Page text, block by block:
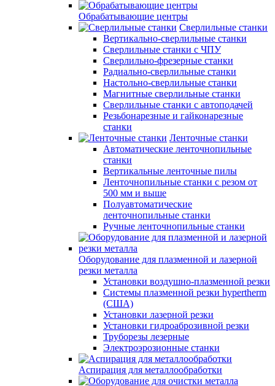
Обрабатывающие центры
Сверлильные станки
Вертикально-сверлильные станки
Сверлильные станки с ЧПУ
Сверлильно-фрезерные станки
Радиально-сверлильные станки
Настольно-сверлильные станки
Магнитные сверлильные станки
Сверлильные станки с автоподачей
Резьбонарезные и гайконарезные
станки
Ленточные станки
Автоматические ленточнопильные
станки
Вертикальные ленточные пилы
Ленточнопильные станки с резом от
500 мм и выше
Полуавтоматические
ленточнопильные станки
Ручные ленточнопильные станки
Оборудование для плазменной и лазерной
резки металла
Установки воздушно-плазменной резки
Системы плазменной резки hypertherm
(США)
Установки лазерной резки
Установки гидроаброзивной резки
Труборезы лезерные
Электроэрозионные станки
Аспирация для металлообработки